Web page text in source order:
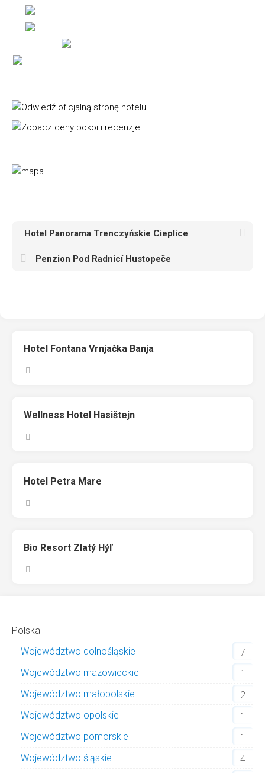
Hotel Panorama Trenczyńskie Cieplice
Penzion Pod Radnicí Hustopeče
Hotel Fontana Vrnjačka Banja
Wellness Hotel Hasištejn
Hotel Petra Mare
Bio Resort Zlatý Hýľ
Polska
Województwo dolnośląskie
7
Województwo mazowieckie
1
Województwo małopolskie
2
Województwo opolskie
1
Województwo pomorskie
1
Województwo śląskie
4